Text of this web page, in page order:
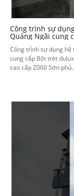
Công trình sự
Quảng Ngãi cung
Công trình sự dụng hệ
cung cấp Bột trét
cao cấp Z060 Sơn